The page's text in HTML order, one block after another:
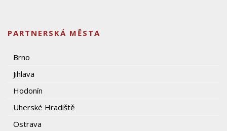
PARTNERSKÁ MĚSTA
Brno
Jihlava
Hodonín
Uherské Hradiště
Ostrava